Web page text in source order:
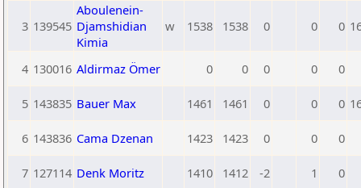
3 139545
Aboulenein-
Djamshidian
Kimia
w 1538 1538 0 0 0
4 130016 Aldirmaz Ömer 0 0 0 0 0
5 143835 Bauer Max 1461 1461 0 0 0
6 143836 Cama Dzenan 1423 1423 0 0 0
7 127114 Denk Moritz 1410 1412 -2 1 0